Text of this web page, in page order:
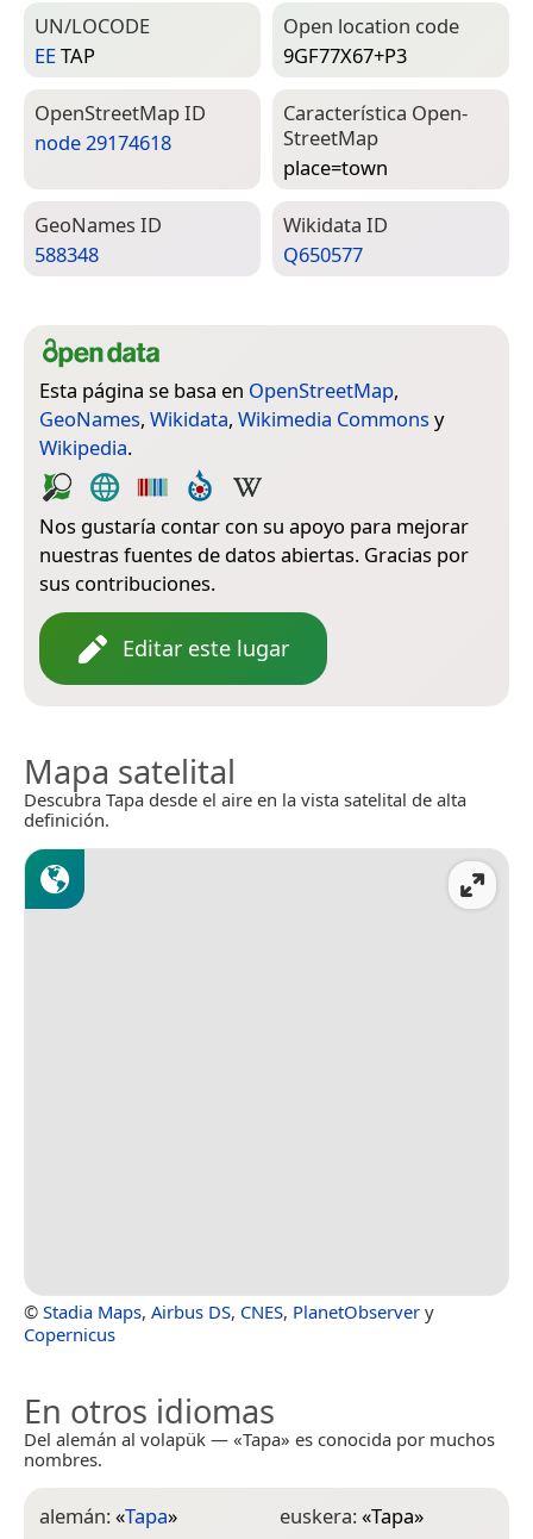
UN/LOCODE
EETAP
Open location code
9GF77X67+P3
Open­Street­Map ID
node 29174618
Característica Open­
Street­Map
place=­town
Geo­Names ID
588348
Wiki­data ID
Q650577
Esta página se basa en OpenStreetMap,
GeoNames, Wikidata, Wikimedia Commons y
Wikipedia.
Nos gustaría contar con su apoyo para mejorar
nuestras fuentes de datos abiertas. Gracias por
sus contribuciones.
Editar este lugar
Mapa satelital
Descubra Tapa desde el aire en la vista satelital de alta
definición.
© Stadia Maps, Airbus DS, CNES, PlanetObserver y
Copernicus
En otros idiomas
Del alemán al volapük — «Tapa» es conocida por muchos
nombres.
alemán:«Tapa»
euskera:«Tapa»